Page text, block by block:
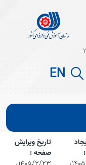
EN
تاریخ ویرایش
صفحه :